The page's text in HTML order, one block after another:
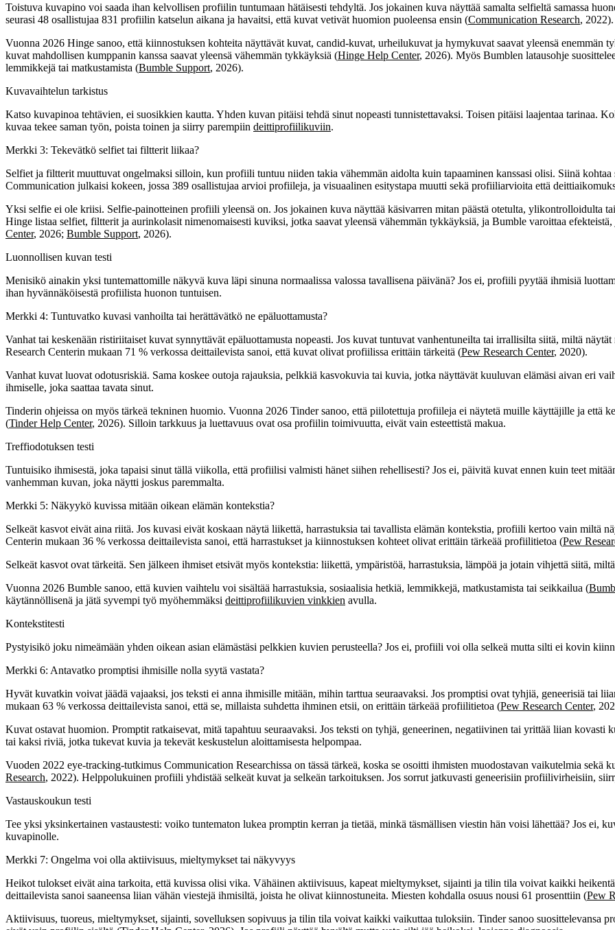
Toistuva kuvapino voi saada ihan kelvollisen profiilin tuntumaan hätäisesti tehdyltä. Jos jokainen kuva näyttää samalta selfieltä samassa
seurasi 48 osallistujaa 831 profiilin katselun aikana ja havaitsi, että kuvat vetivät huomion puoleensa ensin (Communication Research, 2022).
Vuonna 2026 Hinge sanoo, että kiinnostuksen kohteita näyttävät kuvat, candid-kuvat, urheilukuvat ja hymykuvat saavat yleensä enemmän
kuvat mahdollisen kumppanin kanssa saavat yleensä vähemmän tykkäyksiä (Hinge Help Center, 2026). Myös Bumblen latausohje
lemmikkejä tai matkustamista (Bumble Support, 2026).
Kuvavaihtelun tarkistus
Katso kuvapinoa tehtävien, ei suosikkien kautta. Yhden kuvan pitäisi tehdä sinut nopeasti tunnistettavaksi. Toisen pitäisi laajentaa tarinaa.
kuvaa tekee saman työn, poista toinen ja siirry parempiin deittiprofiilikuviin.
Merkki 3: Tekevätkö selfiet tai filtterit liikaa?
Selfiet ja filtterit muuttuvat ongelmaksi silloin, kun profiili tuntuu niiden takia vähemmän aidolta kuin tapaaminen kanssasi olisi. Siinä
Communication julkaisi kokeen, jossa 389 osallistujaa arvioi profiileja, ja visuaalinen esitystapa muutti sekä profiiliarvioita että
Yksi selfie ei ole kriisi. Selfie-painotteinen profiili yleensä on. Jos jokainen kuva näyttää käsivarren mitan päästä otetulta, ylikontrolloidulta
Hinge listaa selfiet, filtterit ja aurinkolasit nimenomaisesti kuviksi, jotka saavat yleensä vähemmän tykkäyksiä, ja Bumble varoittaa
Center, 2026; Bumble Support, 2026).
Luonnollisen kuvan testi
Menisikö ainakin yksi tuntemattomille näkyvä kuva läpi sinuna normaalissa valossa tavallisena päivänä? Jos ei, profiili pyytää ihmisiä
ihan hyvännäköisestä profiilista huonon tuntuisen.
Merkki 4: Tuntuvatko kuvasi vanhoilta tai herättävätkö ne epäluottamusta?
Vanhat tai keskenään ristiriitaiset kuvat synnyttävät epäluottamusta nopeasti. Jos kuvat tuntuvat vanhentuneilta tai irrallisilta siitä, miltä
Research Centerin mukaan 71 % verkossa deittailevista sanoi, että kuvat olivat profiilissa erittäin tärkeitä (Pew Research Center, 2020).
Vanhat kuvat luovat odotusriskiä. Sama koskee outoja rajauksia, pelkkiä kasvokuvia tai kuvia, jotka näyttävät kuuluvan elämäsi aivan eri
ihmiselle, joka saattaa tavata sinut.
Tinderin ohjeissa on myös tärkeä tekninen huomio. Vuonna 2026 Tinder sanoo, että piilotettuja profiileja ei näytetä muille käyttäjille ja että
(Tinder Help Center, 2026). Silloin tarkkuus ja luettavuus ovat osa profiilin toimivuutta, eivät vain esteettistä makua.
Treffiodotuksen testi
Tuntuisiko ihmisestä, joka tapaisi sinut tällä viikolla, että profiilisi valmisti hänet siihen rehellisesti? Jos ei, päivitä kuvat ennen kuin teet
vanhemman kuvan, joka näytti joskus paremmalta.
Merkki 5: Näkyykö kuvissa mitään oikean elämän kontekstia?
Selkeät kasvot eivät aina riitä. Jos kuvasi eivät koskaan näytä liikettä, harrastuksia tai tavallista elämän kontekstia, profiili kertoo vain miltä
Centerin mukaan 36 % verkossa deittailevista sanoi, että harrastukset ja kiinnostuksen kohteet olivat erittäin tärkeää profiilitietoa (Pew
Selkeät kasvot ovat tärkeitä. Sen jälkeen ihmiset etsivät myös kontekstia: liikettä, ympäristöä, harrastuksia, lämpöä ja jotain vihjettä siitä,
Vuonna 2026 Bumble sanoo, että kuvien vaihtelu voi sisältää harrastuksia, sosiaalisia hetkiä, lemmikkejä, matkustamista tai seikkailua (
käytännöllisenä ja jätä syvempi työ myöhemmäksi deittiprofiilikuvien vinkkien avulla.
Kontekstitesti
Pystyisikö joku nimeämään yhden oikean asian elämästäsi pelkkien kuvien perusteella? Jos ei, profiili voi olla selkeä mutta silti ei kovin
Merkki 6: Antavatko promptisi ihmisille nolla syytä vastata?
Hyvät kuvatkin voivat jäädä vajaaksi, jos teksti ei anna ihmisille mitään, mihin tarttua seuraavaksi. Jos promptisi ovat tyhjiä, geneerisiä tai
mukaan 63 % verkossa deittailevista sanoi, että se, millaista suhdetta ihminen etsii, on erittäin tärkeää profiilitietoa (Pew Research Center,
Kuvat ostavat huomion. Promptit ratkaisevat, mitä tapahtuu seuraavaksi. Jos teksti on tyhjä, geneerinen, negatiivinen tai yrittää liian
tai kaksi riviä, jotka tukevat kuvia ja tekevät keskustelun aloittamisesta helpompaa.
Vuoden 2022 eye-tracking-tutkimus Communication Researchissa on tässä tärkeä, koska se osoitti ihmisten muodostavan vaikutelmia sekä
Research, 2022). Helppolukuinen profiili yhdistää selkeät kuvat ja selkeän tarkoituksen. Jos sorrut jatkuvasti geneerisiin profiilivirheisiin,
Vastauskoukun testi
Tee yksi yksinkertainen vastaustesti: voiko tuntematon lukea promptin kerran ja tietää, minkä täsmällisen viestin hän voisi lähettää? Jos ei,
kuvapinolle.
Merkki 7: Ongelma voi olla aktiivisuus, mieltymykset tai näkyvyys
Heikot tulokset eivät aina tarkoita, että kuvissa olisi vika. Vähäinen aktiivisuus, kapeat mieltymykset, sijainti ja tilin tila voivat kaikki
deittailevista sanoi saaneensa liian vähän viestejä ihmisiltä, joista he olivat kiinnostuneita. Miesten kohdalla osuus nousi 61 prosenttiin (Pew
Aktiivisuus, tuoreus, mieltymykset, sijainti, sovelluksen sopivuus ja tilin tila voivat kaikki vaikuttaa tuloksiin. Tinder sanoo suosittelevansa